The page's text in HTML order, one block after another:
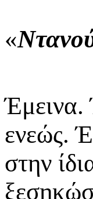
«
Έμεινα.
ενεώς.
στην